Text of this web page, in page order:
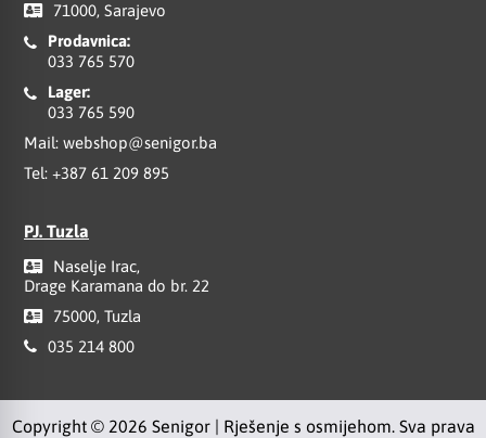
71000, Sarajevo
Prodavnica:
033 765 570
Lager:
033 765 590
Mail: webshop@senigor.ba
Tel: +387 61 209 895
PJ. Tuzla
Naselje Irac,
Drage Karamana do br. 22
75000, Tuzla
035 214 800
Copyright © 2026 Senigor | Rješenje s osmijehom. Sva prava